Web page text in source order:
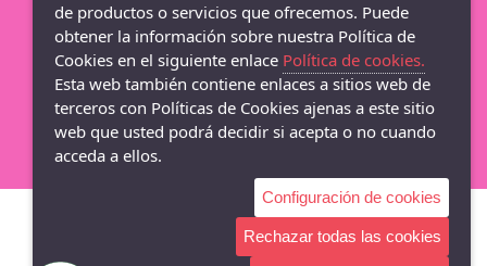
CC LAGOH - AVENIDA DE PALMAS ALTAS 1, 1ª PLANTA LOCAL
A32, SEVILLA - 41014 (Sevilla)
854 80 84 88
M&R Zapateria - Adriann Lasconi
de productos o servicios que ofrecemos. Puede
obtener la información sobre nuestra Política de
Cookies en el siguiente enlace Política de cookies.
Esta web también contiene enlaces a sitios web de
terceros con Políticas de Cookies ajenas a este sitio
web que usted podrá decidir si acepta o no cuando
acceda a ellos.
Configuración de cookies
Rechazar todas las cookies